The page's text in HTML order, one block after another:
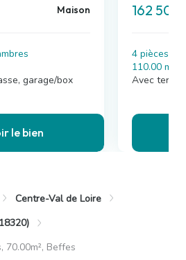
Maison
garage/box
le bien
162 500
4 pièces , 2
110.00 m²
Avec
Centre-Val de Loire
70.00m², Beffes